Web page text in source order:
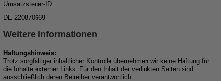
Umsatzsteuer-ID
DE 220870669
Weitere Informationen
Haftungshinweis:
Trotz sorgfältiger inhaltlicher Kontrolle übernehmen wir keine Haftung für
die Inhalte externer Links. Für den Inhalt der verlinkten Seiten sind
ausschließlich deren Betreiber verantwortlich.